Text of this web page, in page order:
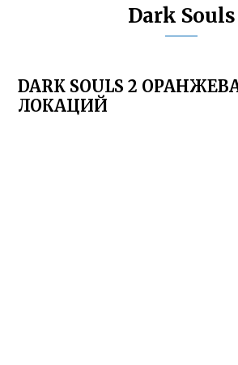
Dark Souls
DARK SOULS 2
ЛОКАЦИЙ